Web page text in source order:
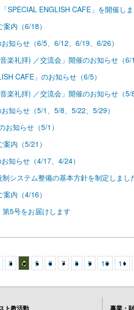
SPECIAL ENGLISH CAFE」を開催し
内（6/18）
知らせ（6/5、6/12、6/19、6/26）
楽礼拝) ／交流会」開催のお知らせ（6/
CAFE」のお知らせ（6/5）
楽礼拝) ／交流会」開催のお知らせ（5/8
知らせ（5/1、5/8、5/22、5/29）
お知らせ（5/1）
内（5/21）
知らせ（4/17、4/24）
システム整備の基本方針を制定しまし
内（4/16）
第5号をお届けします
3 4 5 6 7 8 9 10 11
ト教活動 事業・